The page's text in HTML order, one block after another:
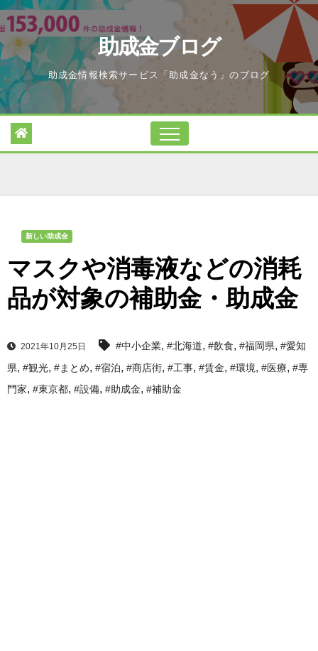
Skip
to
content
助成金ブログ
助成金情報検索サービス「助成金なう」のブログ
新しい助成金
マスクや消毒液などの消耗
品が対象の補助金・助成金
2021年10月25日 #中小企業, #北海道, #飲食, #福岡県, #愛知
県, #観光, #まとめ, #宿泊, #商店街, #工事, #賃金, #環境, #医療, #専
門家, #東京都, #設備, #助成金, #補助金